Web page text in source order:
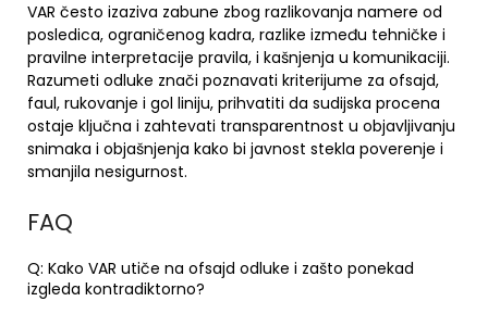
VAR često izaziva zabune zbog razlikovanja namere od
posledica, ograničenog kadra, razlike između tehničke i
pravilne interpretacije pravila, i kašnjenja u komunikaciji.
Razumeti odluke znači poznavati kriterijume za ofsajd,
faul, rukovanje i gol liniju, prihvatiti da sudijska procena
ostaje ključna i zahtevati transparentnost u objavljivanju
snimaka i objašnjenja kako bi javnost stekla poverenje i
smanjila nesigurnost.
FAQ
Q: Kako VAR utiče na ofsajd odluke i zašto ponekad
izgleda kontradiktorno?